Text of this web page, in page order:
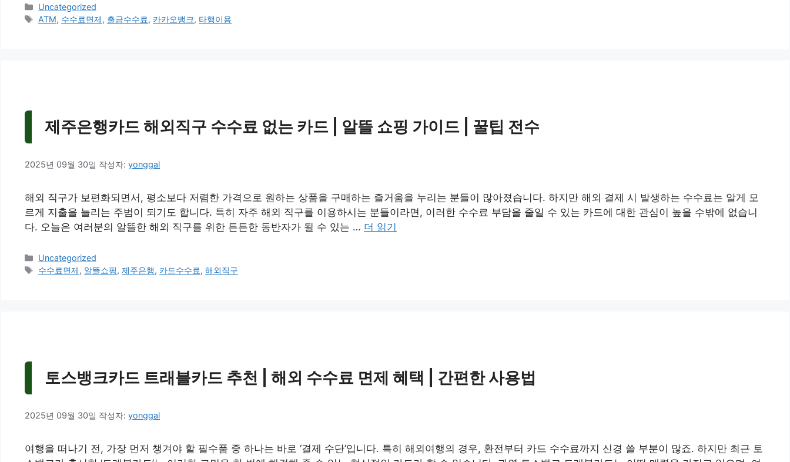
카
테
Uncategorized
태
ATM, 수수료면제, 출금수수료, 카카오뱅크, 타행이용
제주은행카드 해외직구 수수료 없는 카드 | 알뜰 쇼핑 가이드 | 꿀팁 전수
2025년 09월 30일 작성자: yonggal
해외 직구가 보편화되면서, 평소보다 저렴한 가격으로 원하는 상품을 구매하는 즐거움을 누리는 분들이 많아졌습니다. 하지만 해외 결제 시 발생하는 수수료는 알게 모
르게 지출을 늘리는 주범이 되기도 합니다. 특히 자주 해외 직구를 이용하시는 분들이라면, 이러한 수수료 부담을 줄일 수 있는 카드에 대한 관심이 높을 수밖에 없습니
다. 오늘은 여러분의 알뜰한 해외 직구를 위한 든든한 동반자가 될 수 있는 … 더 읽기
카
테
Uncategorized
태
수수료면제, 알뜰쇼핑,제주은행, 카드수수료,해외직구
토스뱅크카드 트래블카드 추천 | 해외 수수료 면제 혜택 | 간편한 사용법
2025년 09월 30일 작성자: yonggal
여행을 떠나기 전, 가장 먼저 챙겨야 할 필수품 중 하나는 바로 ‘결제 수단’입니다. 특히 해외여행의 경우, 환전부터 카드 수수료까지 신경 쓸 부분이 많죠. 하지만 최근 토